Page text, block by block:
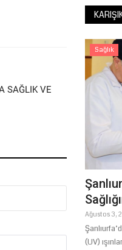
SAĞLIK VE
Kaldırıldı:
Sağlık
Ağustos 3,
(UV)